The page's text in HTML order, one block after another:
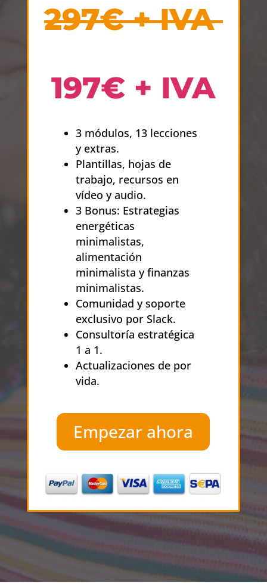
297€ + IVA
197€ + IVA
3 módulos, 13 lecciones
y extras.
Plantillas, hojas de
trabajo, recursos en
vídeo y audio.
3 Bonus: Estrategias
energéticas
minimalistas,
alimentación
minimalista y finanzas
minimalistas.
Comunidad y soporte
exclusivo por Slack.
Consultoría estratégica
1 a 1.
Actualizaciones de por
vida.
Empezar ahora